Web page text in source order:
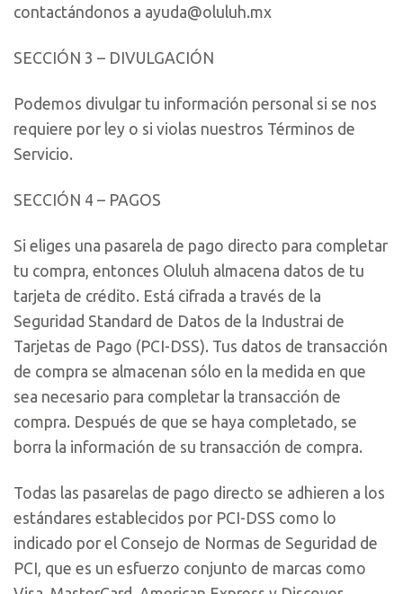
contactándonos a ayuda@oluluh.mx
SECCIÓN 3 – DIVULGACIÓN
Podemos divulgar tu información personal si se nos
requiere por ley o si violas nuestros Términos de
Servicio.
SECCIÓN 4 – PAGOS
Si eliges una pasarela de pago directo para completar
tu compra, entonces Oluluh almacena datos de tu
tarjeta de crédito. Está cifrada a través de la
Seguridad Standard de Datos de la Industrai de
Tarjetas de Pago (PCI-DSS). Tus datos de transacción
de compra se almacenan sólo en la medida en que
sea necesario para completar la transacción de
compra. Después de que se haya completado, se
borra la información de su transacción de compra.
Todas las pasarelas de pago directo se adhieren a los
estándares establecidos por PCI-DSS como lo
indicado por el Consejo de Normas de Seguridad de
PCI, que es un esfuerzo conjunto de marcas como